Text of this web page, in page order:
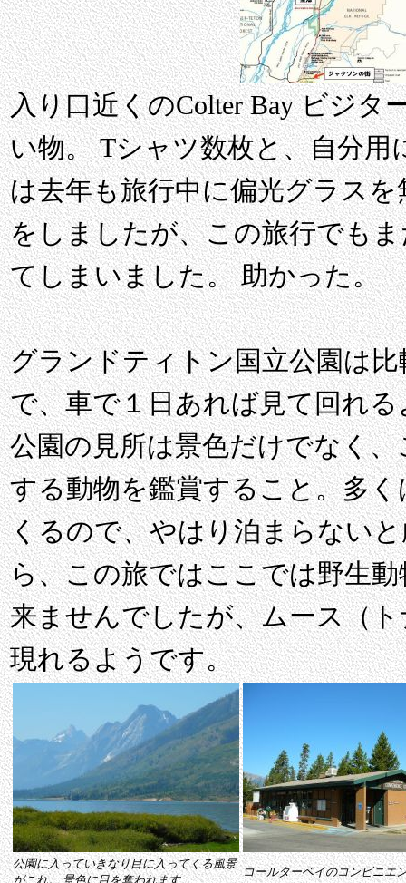
入り口近くのColter Bay ビジタ
い物。 Tシャツ数枚と、自分用
は去年も旅行中に偏光グラス
をしましたが、この旅行でも
てしまいました。 助かった。
グランドティトン国立公園は
で、車で１日あれば見て回れ
公園の見所は景色だけでなく
する動物を鑑賞すること。多
くるので、やはり泊まらない
ら、この旅ではここでは野生
来ませんでしたが、ムース（
現れるようです。
公園に入っていきなり目に入ってくる風景
がこれ。 景色に目を奪われます
コールターベイのコンビニエ